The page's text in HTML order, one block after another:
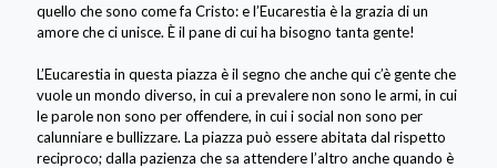
quello che sono come fa Cristo: e l’Eucarestia è la grazia di un
amore che ci unisce. È il pane di cui ha bisogno tanta gente!
L’Eucarestia in questa piazza è il segno che anche qui c’è gente che
vuole un mondo diverso, in cui a prevalere non sono le armi, in cui
le parole non sono per offendere, in cui i social non sono per
calunniare e bullizzare. La piazza può essere abitata dal rispetto
reciproco; dalla pazienza che sa attendere l’altro anche quando è